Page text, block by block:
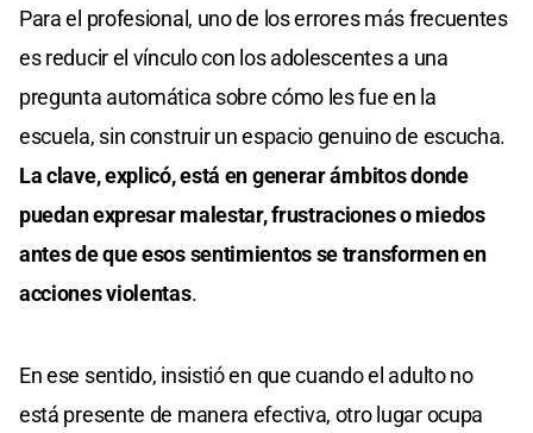
Para el profesional, uno de los errores más frecuentes
es reducir el vínculo con los adolescentes a una
pregunta automática sobre cómo les fue en la
escuela, sin construir un espacio genuino de escucha.
La clave, explicó, está en generar ámbitos donde
puedan expresar malestar, frustraciones o miedos
antes de que esos sentimientos se transformen en
acciones violentas.
En ese sentido, insistió en que cuando el adulto no
está presente de manera efectiva, otro lugar ocupa